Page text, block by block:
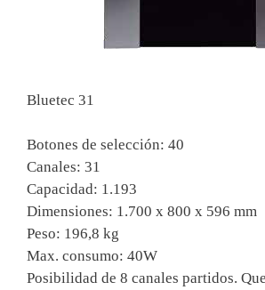
Bluetec 31
Botones de selección: 40
Canales: 31
Capacidad: 1.193
Dimensiones: 1.700 x 800 x 596 mm
Peso: 196,8 kg
Max. consumo: 40W
Posibilidad de 8 canales partidos.